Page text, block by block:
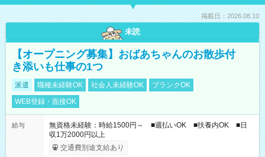
掲載日：2026.08.10
未読
【オープニング募集】おばあちゃんのお散歩付
き添いも仕事の1つ
派遣 職種未経験OK 社会人未経験OK
ブランクOK
WEB登録・面接OK
給与
無資格未経験：時給1500円～ ■週払いOK ■扶養内OK ■日
収1万2000円以上
交通費別途支給あり